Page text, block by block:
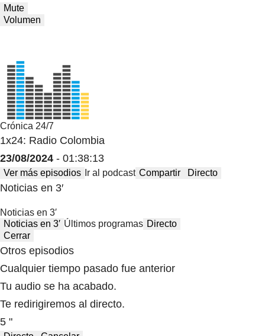
Mute
Volumen
Crónica 24/7
1x24: Radio Colombia
23/08/2024 - 01:38:13
Ver más episodios Ir al podcast Compartir Directo
Noticias en 3′
Noticias en 3′
Noticias en 3′ Últimos programas Directo
Cerrar
Otros episodios
Cualquier tiempo pasado fue anterior
Tu audio se ha acabado.
Te redirigiremos al directo.
5 "